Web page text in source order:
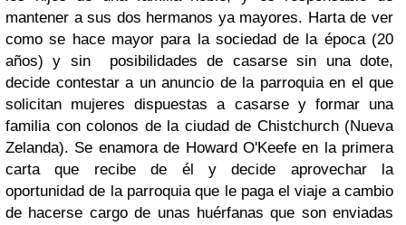
mantener a sus dos hermanos ya mayores. Harta de ver
como se hace mayor para la sociedad de la época (20
años) y sin posibilidades de casarse sin una dote,
decide contestar a un anuncio de la parroquia en el que
solicitan mujeres dispuestas a casarse y formar una
familia con colonos de la ciudad de Chistchurch (Nueva
Zelanda). Se enamora de Howard O'Keefe en la primera
carta que recibe de él y decide aprovechar la
oportunidad de la parroquia que le paga el viaje a cambio
de hacerse cargo de unas huérfanas que son enviadas